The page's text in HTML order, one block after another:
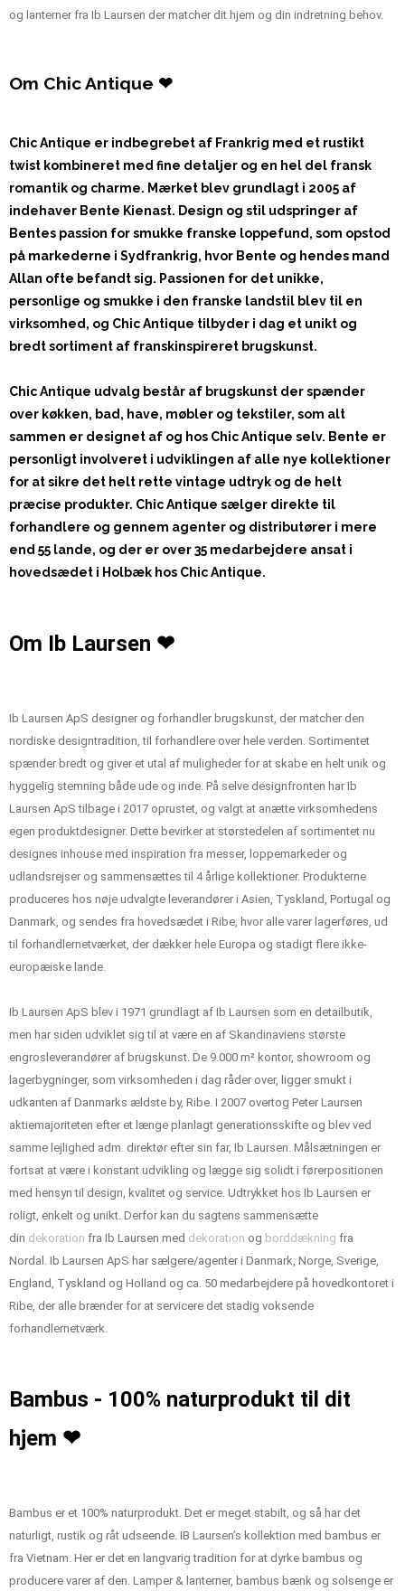
og lanterner fra Ib Laursen der matcher dit hjem og din indretning behov.
Om Chic Antique ❤
Chic Antique er indbegrebet af Frankrig med et rustikt
twist kombineret med fine detaljer og en hel del fransk
romantik og charme. Mærket blev grundlagt i 2005 af
indehaver Bente Kienast. Design og stil udspringer af
Bentes passion for smukke franske loppefund, som opstod
på markederne i Sydfrankrig, hvor Bente og hendes mand
Allan ofte befandt sig. Passionen for det unikke,
personlige og smukke i den franske landstil blev til en
virksomhed, og Chic Antique tilbyder i dag et unikt og
bredt sortiment af franskinspireret brugskunst.
Chic Antique udvalg består af brugskunst der spænder
over køkken, bad, have, møbler og tekstiler, som alt
sammen er designet af og hos Chic Antique selv. Bente er
personligt involveret i udviklingen af alle nye kollektioner
for at sikre det helt rette vintage udtryk og de helt
præcise produkter. Chic Antique sælger direkte til
forhandlere og gennem agenter og distributører i mere
end 55 lande, og der er over 35 medarbejdere ansat i
hovedsædet i Holbæk hos Chic Antique.
Om Ib Laursen ❤
Ib Laursen ApS designer og forhandler brugskunst, der matcher den
nordiske designtradition, til forhandlere over hele verden. Sortimentet
spænder bredt og giver et utal af muligheder for at skabe en helt unik og
hyggelig stemning både ude og inde. På selve designfronten har Ib
Laursen ApS tilbage i 2017 oprustet, og valgt at anætte virksomhedens
egen produktdesigner. Dette bevirker at størstedelen af sortimentet nu
designes inhouse med inspiration fra messer, loppemarkeder og
udlandsrejser og sammensættes til 4 årlige kollektioner. Produkterne
produceres hos nøje udvalgte leverandører i Asien, Tyskland, Portugal og
Danmark, og sendes fra hovedsædet i Ribe, hvor alle varer lagerføres, ud
til forhandlernetværket, der dækker hele Europa og stadigt flere ikke-
europæiske lande.
Ib Laursen ApS blev i 1971 grundlagt af Ib Laursen som en detailbutik,
men har siden udviklet sig til at være en af Skandinaviens største
engrosleverandører af brugskunst. De 9.000 m² kontor, showroom og
lagerbygninger, som virksomheden i dag råder over, ligger smukt i
udkanten af Danmarks ældste by, Ribe. I 2007 overtog Peter Laursen
aktiemajoriteten efter et længe planlagt generationsskifte og blev ved
samme lejlighed adm. direktør efter sin far, Ib Laursen. Målsætningen er
fortsat at være i konstant udvikling og lægge sig solidt i førerpositionen
med hensyn til design, kvalitet og service. Udtrykket hos Ib Laursen er
roligt, enkelt og unikt. Derfor kan du sagtens sammensætte
din dekoration fra Ib Laursen med dekoration og borddækning fra
Nordal. Ib Laursen ApS har sælgere/agenter i Danmark, Norge, Sverige,
England, Tyskland og Holland og ca. 50 medarbejdere på hovedkontoret i
Ribe, der alle brænder for at servicere det stadig voksende
forhandlernetværk.
Bambus - 100% naturprodukt til dit
hjem ❤
Bambus er et 100% naturprodukt. Det er meget stabilt, og så har det
naturligt, rustik og råt udseende. IB Laursen’s kollektion med bambus er
fra Vietnam. Her er det en langvarig tradition for at dyrke bambus og
producere varer af den. Lamper & lanterner, bambus bænk og solsenge er